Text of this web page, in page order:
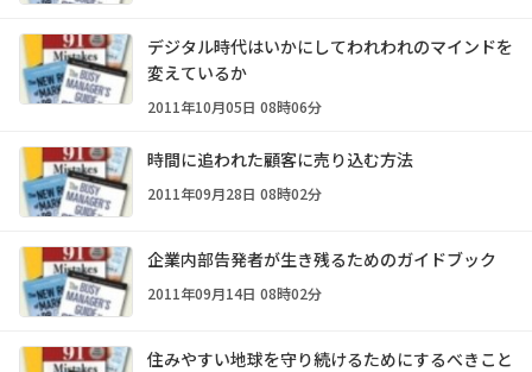
デジタル時代はいかにしてわれわれのマインドを
変えているか
2011年10月05日 08時06分
時間に追われた顧客に売り込む方法
2011年09月28日 08時02分
企業内部告発者が生き残るためのガイドブック
2011年09月14日 08時02分
住みやすい地球を守り続けるためにするべきこと